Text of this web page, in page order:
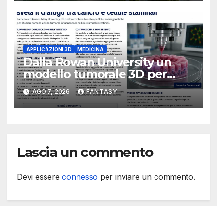
APPLICAZIONI 3D MEDICINA
Dalla Rowan University un
modello tumorale 3D per
studiare il dialogo tra cancro
e cellule staminali
AGO 7, 2026 FANTASY
Lascia un commento
Devi essere connesso per inviare un commento.